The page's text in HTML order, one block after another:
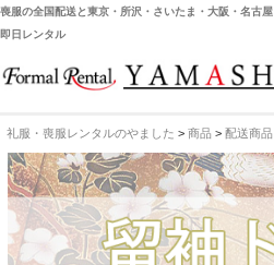
喪服の全国配送と東京・所沢・さいたま・大阪・名古
即日レンタル
ホーム
全 国 配 送
受取り場所が選べます
礼服・喪服レンタルのやました > 商品> 配送商品